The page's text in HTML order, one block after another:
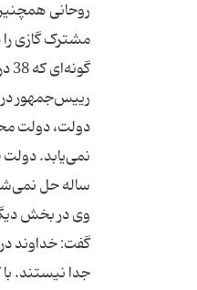
روحانی
مشترک گازی را
رییس‌جمهور در
دولت، دولت
نمی‌یابد. دولت
وی در بخش
گفت: خداوند
جدا نیستند.